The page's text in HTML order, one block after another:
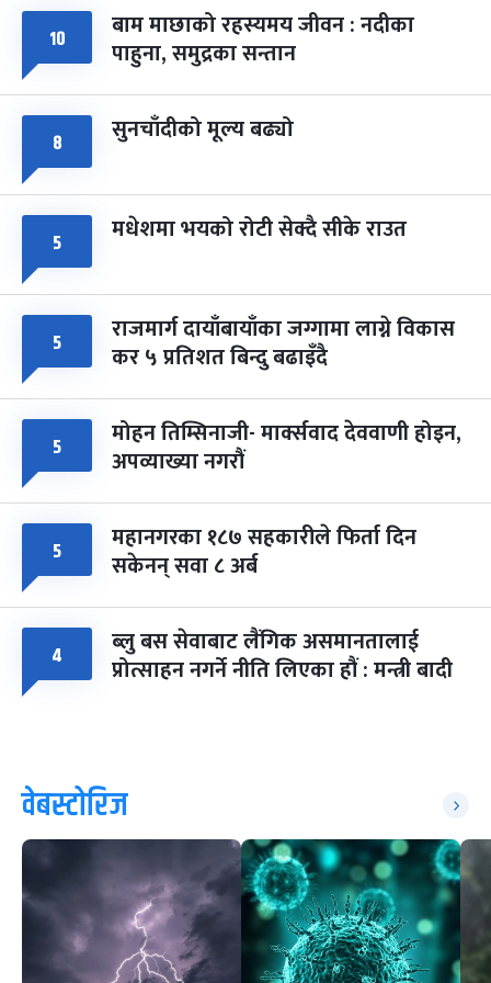
८ फागुपूर्णिमा
चैत्र ८, २०८३-Mar 22, 2027
७ महिना बाँकी
१० बाम माछाको रहस्यमय जीवन : नदीका
पाहुना, समुद्रका सन्तान
८ सुनचाँदीको मूल्य बढ्यो
५ मधेशमा भयको रोटी सेक्दै सीके राउत
५ राजमार्ग दायाँबायाँका जग्गामा लाग्ने विकास
कर ५ प्रतिशत बिन्दु बढाइँदै
५ मोहन तिम्सिनाजी- मार्क्सवाद देववाणी होइन,
अपव्याख्या नगरौं
५ महानगरका १८७ सहकारीले फिर्ता दिन
सकेनन् सवा ८ अर्ब
४ ब्लु बस सेवाबाट लैंगिक असमानतालाई
प्रोत्साहन नगर्ने नीति लिएका हौं : मन्त्री बादी
वेबस्टोरिज